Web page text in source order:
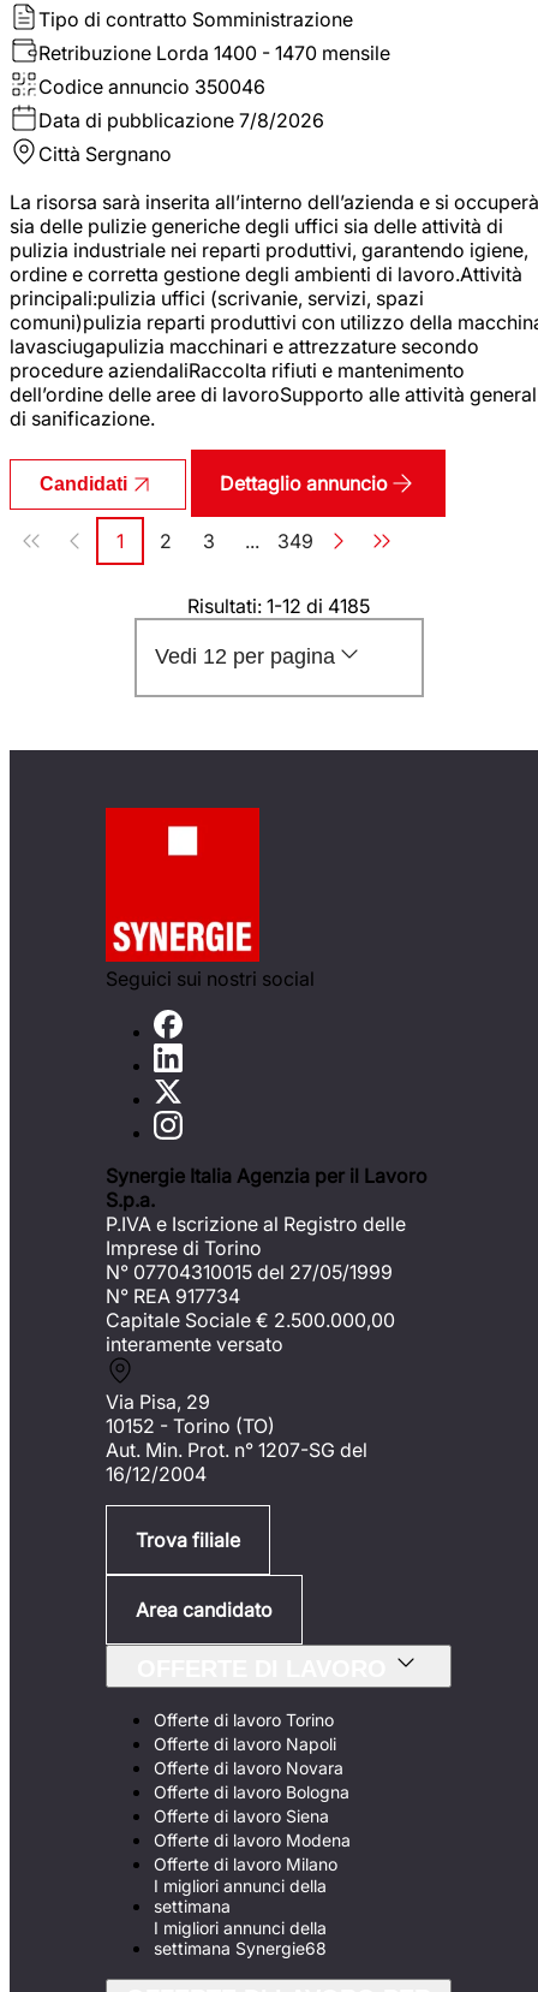
Tipo di contratto Somministrazione
Retribuzione Lorda 1400 - 1470 mensile
Codice annuncio 350046
Data di pubblicazione 7/8/2026
Città Sergnano
La risorsa sarà inserita all’interno dell’azienda e si occuperà
sia delle pulizie generiche degli uffici sia delle attività di
pulizia industriale nei reparti produttivi, garantendo igiene,
ordine e corretta gestione degli ambienti di lavoro.Attività
principali:pulizia uffici (scrivanie, servizi, spazi
comuni)pulizia reparti produttivi con utilizzo della
lavasciugapulizia macchinari e attrezzature secondo
procedure aziendaliRaccolta rifiuti e mantenimento
dell’ordine delle aree di lavoroSupporto alle attività
di sanificazione.
Candidati Dettaglio annuncio
Paginazione
Pagina
1 Pagina
2 Pagina
3 ... Pagina
349
Risultati: 1-12 di 4185
Vedi 12 per pagina
Seguici sui nostri social
Synergie Italia Agenzia per il Lavoro
S.p.a.
P.IVA e Iscrizione al Registro delle
Imprese di Torino
N° 07704310015 del 27/05/1999
N° REA 917734
Capitale Sociale € 2.500.000,00
interamente versato
Via Pisa, 29
10152 - Torino (TO)
Aut. Min. Prot. n° 1207-SG del
16/12/2004
Trova filiale
Area candidato
Offerte di lavoro Torino
Offerte di lavoro Napoli
Offerte di lavoro Novara
Offerte di lavoro Bologna
Offerte di lavoro Siena
Offerte di lavoro Modena
Offerte di lavoro Milano
I migliori annunci della
settimana
I migliori annunci della
settimana Synergie68